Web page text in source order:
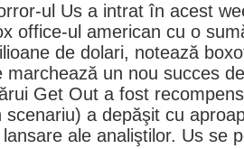
-ul Us a intrat în acest
office-ul american cu o
de dolari, notează
marchează un nou succes
Get Out a fost
scenariu) a depăşit cu
ale analiştilor. Us se